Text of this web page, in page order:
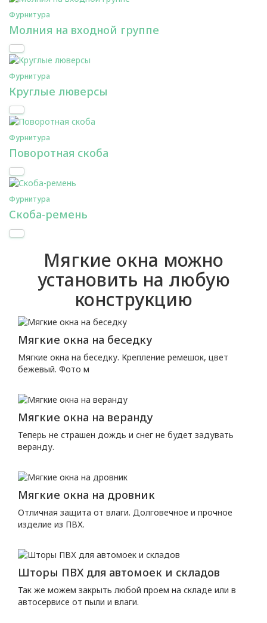
Фурнитура
Молния на входной группе
Фурнитура
Круглые люверсы
Фурнитура
Поворотная скоба
Фурнитура
Скоба-ремень
Мягкие окна можно
установить на любую
конструкцию
Мягкие окна на беседку
Мягкие окна на беседку. Крепление ремешок, цвет
бежевый. Фото м
Мягкие окна на веранду
Теперь не страшен дождь и снег не будет задувать
веранду.
Мягкие окна на дровник
Отличная защита от влаги. Долговечное и прочное
изделие из ПВХ.
Шторы ПВХ для автомоек и складов
Так же можем закрыть любой проем на складе или в
автосервисе от пыли и влаги.